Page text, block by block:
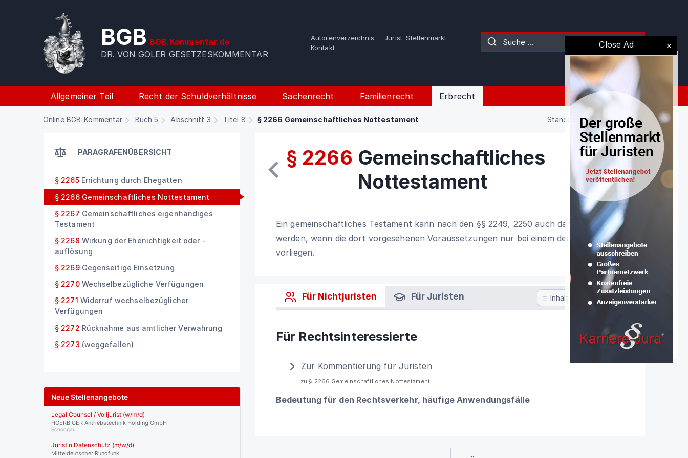
BGB BGB.Kommentar.de
DR. VON GÖLER GESETZESKOMMENTAR
Autorenverzeichnis
Jurist. Stellenmarkt
Kontakt
Allgemeiner Teil Recht der Schuldverhältnisse Sachenrecht Familienrecht Erbrecht
Online BGB-Kommentar Buch 5 Abschnitt 3 Titel 8 § 2266 Gemeinschaftliches Nottestament Stand: 02.08.2026 (Gesetz)
Close Ad
PARAGRAFENÜBERSICHT
§ 2265 Errichtung durch Ehegatten
§ 2266 Gemeinschaftliches Nottestament
§ 2267 Gemeinschaftliches eigenhändiges
Testament
§ 2268 Wirkung der Ehenichtigkeit oder -
auflösung
§ 2269 Gegenseitige Einsetzung
§ 2270 Wechselbezügliche Verfügungen
§ 2271 Widerruf wechselbezüglicher
Verfügungen
§ 2272 Rücknahme aus amtlicher Verwahrung
§ 2273 (weggefallen)
§ 2266 Gemeinschaftliches
Nottestament
Ein gemeinschaftliches Testament kann nach den §§ 2249, 2250 auch dann errichtet
werden, wenn die dort vorgesehenen Voraussetzungen nur bei einem der Ehegatten
vorliegen.
Für Nichtjuristen Für Juristen Inhaltsverzeichnis
Für Rechtsinteressierte
Zur Kommentierung für Juristen
zu § 2266 Gemeinschaftliches Nottestament
Bedeutung für den Rechtsverkehr, häufige Anwendungsfälle